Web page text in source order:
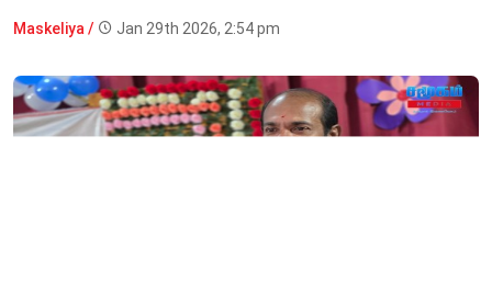
Maskeliya / Jan 29th 2026, 2:54 pm